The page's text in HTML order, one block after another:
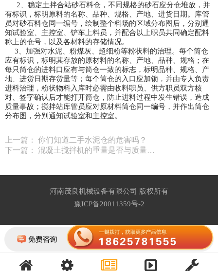
2、稳定土拌合站砂石料仓，不同规格的砂石应分仓堆放，并
有标识，标明原料的名称、品种、规格、产地、进货日期。库管
员对砂石料仓同一编号，绘制整个料场的区域分布图后，分别通
知试验室、主控室、铲车上料员，并配合以上职员共同确定配料
称上的仓号，以及各材料的存储情况。
3、加强对水泥、粉煤灰、超细粉等粉状料的治理。每个筒仓
应有标识，标明其存放的原材料的名称、产地、品种、规格；在
每只筒仓的进料口应有与筒仓一致的标志，标明品种、规格、产
地、进货日期存货量等；每个筒仓的入口应加锁，并由专人负责
进料治理，粉状物料入库时必需由收料职员、供方职员双方核
对、签字确认后才能打开筒仓，防止进料过程中发生错误，造成
质量事故；搅拌站库管员应对原材料筒仓同一编号，并作出筒仓
分布图，分别通知试验室和主控室。
上一篇： 你们知道二手水泥仓的危害吗？
下一篇： 混凝土搅拌机的重量是否与质量…
河南茂良机械设备有限公司 版权所有
豫ICP备20011359号-2